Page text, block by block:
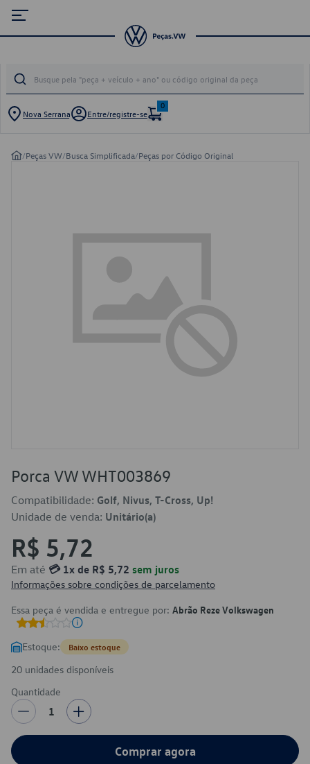
Nova Serrana Entre/registre-se
0
/Peças VW/Busca Simplificada/Peças por Código Original
Porca VW WHT003869
Compatibilidade: Golf, Nivus, T-Cross, Up!
Unidade de venda: Unitário(a)
R$ 5,72
Em até 💳 1x de R$ 5,72 sem juros
Informações sobre condições de parcelamento
Essa peça é vendida e entregue por: Abrão Reze Volkswagen
Estoque: Baixo estoque
20 unidades disponíveis
Quantidade
1
Comprar agora